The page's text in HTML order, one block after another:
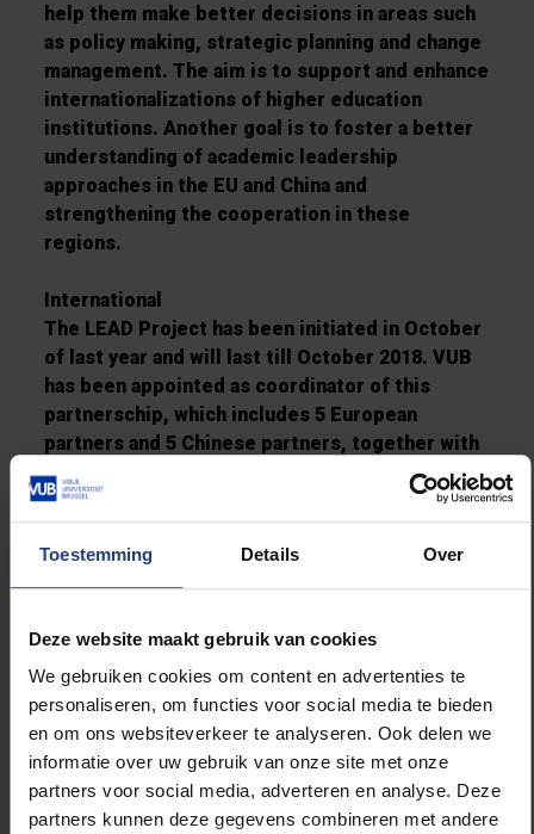
Toestemming Details Over
Deze website maakt gebruik van cookies
We gebruiken cookies om content en advertenties te
personaliseren, om functies voor social media te bieden
en om ons websiteverkeer te analyseren. Ook delen we
informatie over uw gebruik van onze site met onze
partners voor social media, adverteren en analyse. Deze
partners kunnen deze gegevens combineren met andere
help them make better decisions in areas such
as policy making, strategic planning and change
management. The aim is to support and enhance
internationalizations of higher education
institutions. Another goal is to foster a better
understanding of academic leadership
approaches in the EU and China and
strengthening the cooperation in these
regions.
International
The LEAD Project has been initiated in October
of last year and will last till October 2018. VUB
has been appointed as coordinator of this
partnerschip, which includes 5 European
partners and 5 Chinese partners, together with
10 associated partners from Europe and China.
Save the date
The conference on March 21st signals the take-off of
the LEAD project in a grand manner, with the
European and Chinese universities. Paul De Knop,
rector of VUB, will deliver the opening speech. In
addition, he will address the topics of University
Strategy Development at the first workshop the day
after.
The workshops on the 22nd and 23rd of March make